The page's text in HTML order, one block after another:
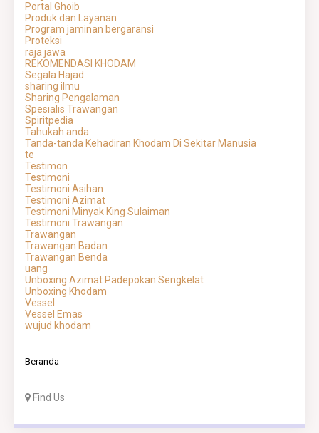
Portal Ghoib
Produk dan Layanan
Program jaminan bergaransi
Proteksi
raja jawa
REKOMENDASI KHODAM
Segala Hajad
sharing ilmu
Sharing Pengalaman
Spesialis Trawangan
Spiritpedia
Tahukah anda
Tanda-tanda Kehadiran Khodam Di Sekitar Manusia
te
Testimon
Testimoni
Testimoni Asihan
Testimoni Azimat
Testimoni Minyak King Sulaiman
Testimoni Trawangan
Trawangan
Trawangan Badan
Trawangan Benda
uang
Unboxing Azimat Padepokan Sengkelat
Unboxing Khodam
Vessel
Vessel Emas
wujud khodam
Beranda
Find Us